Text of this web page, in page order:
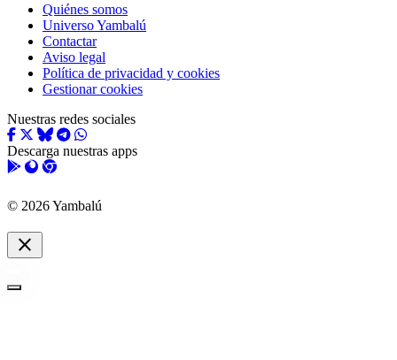
Quiénes somos
Universo Yambalú
Contactar
Aviso legal
Política de privacidad y cookies
Gestionar cookies
Nuestras redes sociales
Descarga nuestras apps
© 2026 Yambalú
close